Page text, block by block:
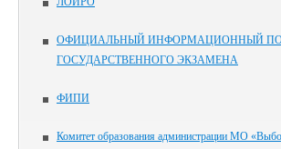
ОФИЦИАЛЬНЫЙ ИНФОРМАЦИОННЫЙ
ГОСУДАРСТВЕННОГО ЭКЗАМЕНА
ФИПИ
Комитет образования администрации МО